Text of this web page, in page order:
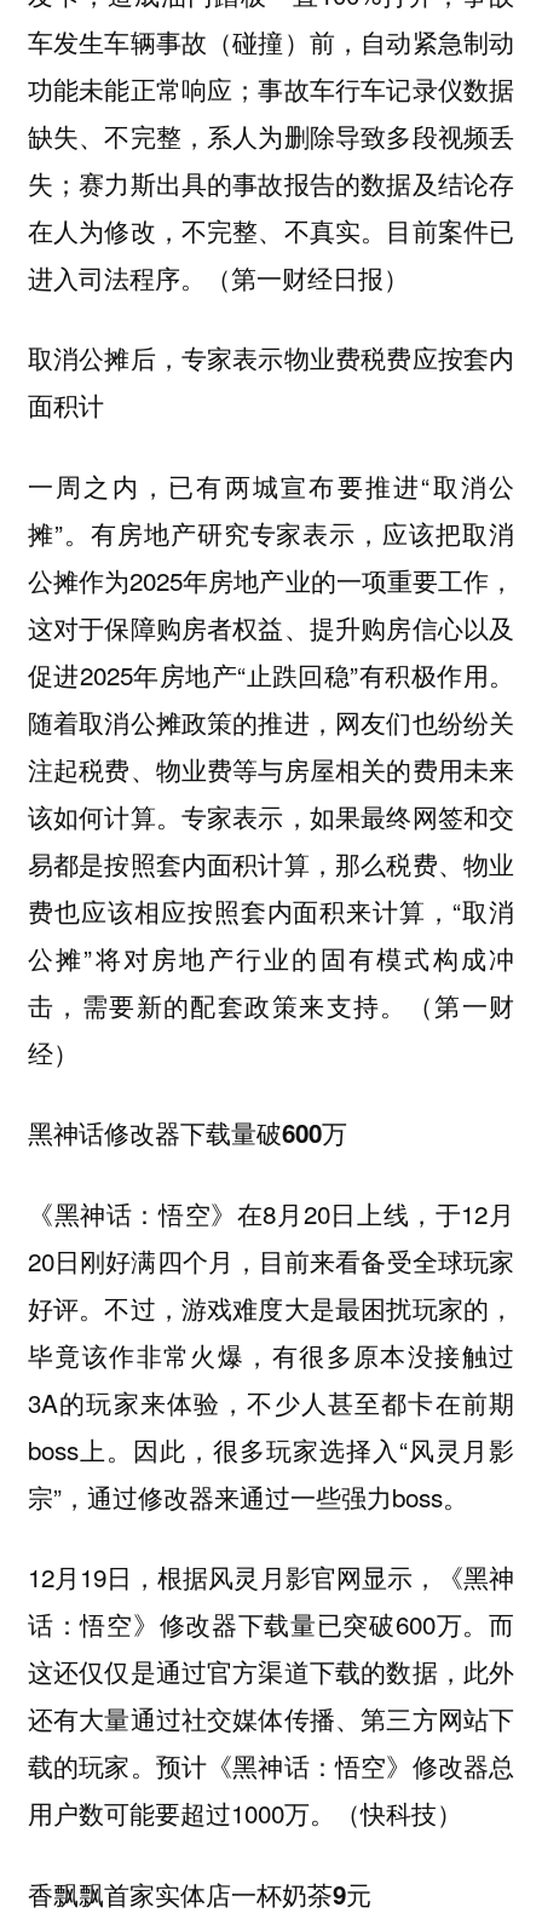
车发生车辆事故（碰撞）前，自动紧急制动
功能未能正常响应；事故车行车记录仪数据
缺失、不完整，系人为删除导致多段视频丢
失；赛力斯出具的事故报告的数据及结论存
在人为修改，不完整、不真实。目前案件已
进入司法程序。（第一财经日报）
取消公摊后，专家表示物业费税费应按套内
面积计
一周之内，已有两城宣布要推进“取消公
摊”。有房地产研究专家表示，应该把取消
公摊作为2025年房地产业的一项重要工作，
这对于保障购房者权益、提升购房信心以及
促进2025年房地产“止跌回稳”有积极作用。
随着取消公摊政策的推进，网友们也纷纷关
注起税费、物业费等与房屋相关的费用未来
该如何计算。专家表示，如果最终网签和交
易都是按照套内面积计算，那么税费、物业
费也应该相应按照套内面积来计算，“取消
公摊”将对房地产行业的固有模式构成冲
击，需要新的配套政策来支持。（第一财
经）
黑神话修改器下载量破600万
《黑神话：悟空》在8月20日上线，于12月
20日刚好满四个月，目前来看备受全球玩家
好评。不过，游戏难度大是最困扰玩家的，
毕竟该作非常火爆，有很多原本没接触过
3A的玩家来体验，不少人甚至都卡在前期
boss上。因此，很多玩家选择入“风灵月影
宗”，通过修改器来通过一些强力boss。
12月19日，根据风灵月影官网显示，《黑神
话：悟空》修改器下载量已突破600万。而
这还仅仅是通过官方渠道下载的数据，此外
还有大量通过社交媒体传播、第三方网站下
载的玩家。预计《黑神话：悟空》修改器总
用户数可能要超过1000万。（快科技）
香飘飘首家实体店一杯奶茶9元